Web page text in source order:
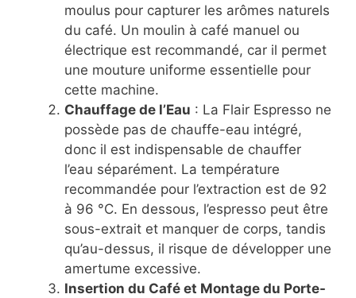
moulus pour capturer les arômes naturels
du café. Un moulin à café manuel ou
électrique est recommandé, car il permet
une mouture uniforme essentielle pour
cette machine.
Chauffage de l’Eau : La Flair Espresso ne
possède pas de chauffe-eau intégré,
donc il est indispensable de chauffer
l’eau séparément. La température
recommandée pour l’extraction est de 92
à 96 °C. En dessous, l’espresso peut être
sous-extrait et manquer de corps, tandis
qu’au-dessus, il risque de développer une
amertume excessive.
Insertion du Café et Montage du Porte-